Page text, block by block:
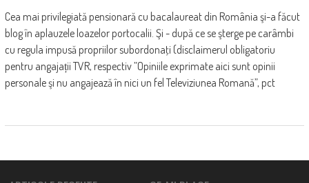
Cea mai privilegiată pensionară cu bacalaureat din România şi-a făcut
blog în aplauzele loazelor portocalii. Şi - după ce se şterge pe carâmbi
cu regula impusă propriilor subordonaţi (disclaimerul obligatoriu
pentru angajații TVR, respectiv ”Opiniile exprimate aici sunt opinii
personale şi nu angajează în nici un fel Televiziunea Romană”, pct